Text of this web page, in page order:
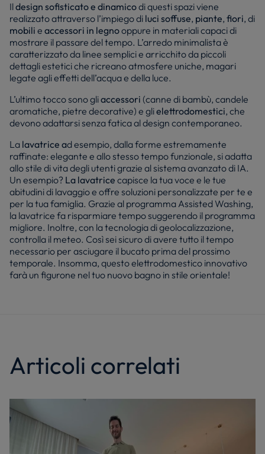
Ildesign sofisticato e dinamicodi questi spazi viene
realizzato attraverso l’impiego di luci soffuse, piante, fiori, di
mobili e accessori in legnooppure in materiali capaci di
mostrare il passare del tempo. L’arredo minimalista è
caratterizzato da linee semplici e arricchito da piccoli
dettagli estetici che ricreano atmosfere uniche, magari
legate agli effetti dell’acqua e della luce.
L’ultimo tocco sono gliaccessori (canne di bambù, candele
aromatiche, pietre decorative) e glielettrodomestici, che
devono adattarsi senza fatica al design contemporaneo.
La lavatrice ad esempio, dalla forme estremamente
raffinate: elegante e allo stesso tempo funzionale, si adatta
allo stile di vita degli utenti grazie al sistema avanzato di IA.
Un esempio? La lavatrice capisce la tua voce e le tue
abitudini di lavaggio e offre soluzioni personalizzate per te e
per la tua famiglia. Grazie al programma Assisted Washing,
la lavatrice fa risparmiare tempo suggerendo il programma
migliore. Inoltre, con la tecnologia di geolocalizzazione,
controlla il meteo. Così sei sicuro di avere tutto il tempo
necessario per asciugare il bucato prima del prossimo
temporale. Insomma, questo elettrodomestico innovativo
farà un figurone nel tuo nuovo bagno in stile orientale!
Articoli correlati